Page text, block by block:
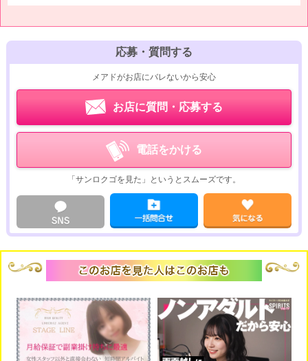
稼いでみたい方からのご連絡をお待ちしております<(_ _)>
応募・質問する
メアドがお店にバレないから安心
お店に質問・応募する
電話をかける
「サンロクゴを見た」というとスムーズです。